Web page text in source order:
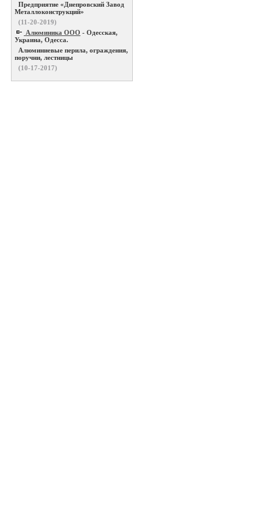
Предприятие «Днепровский Завод
Металлоконструкций»
(11-20-2019)
Алюминика ООО - Одесская,
Украина, Одесса.
Алюминиевые перила, ограждения,
поручни, лестницы
(10-17-2017)